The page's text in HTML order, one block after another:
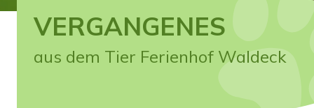
VERGANGENES
aus dem Tier Ferienhof Waldeck